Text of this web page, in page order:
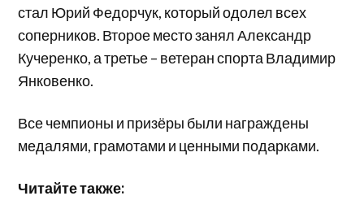
стал Юрий Федорчук, который одолел всех
соперников. Второе место занял Александр
Кучеренко, а третье – ветеран спорта Владимир
Янковенко.
Все чемпионы и призёры были награждены
медалями, грамотами и ценными подарками.
Читайте также: